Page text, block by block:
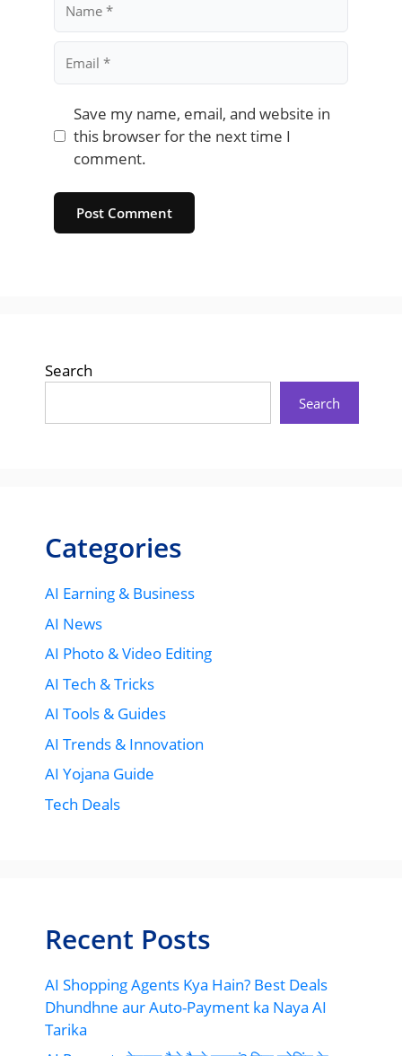
Save my name, email, and website in
this browser for the next time I
comment.
Website
Search
Search
Categories
AI Earning & Business
AI News
AI Photo & Video Editing
AI Tech & Tricks
AI Tools & Guides
AI Trends & Innovation
AI Yojana Guide
Tech Deals
Recent Posts
AI Shopping Agents Kya Hain? Best Deals
Dhundhne aur Auto-Payment ka Naya AI
Tarika